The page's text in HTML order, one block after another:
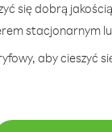
się dobrą
stacjonarnym
aby cieszyć